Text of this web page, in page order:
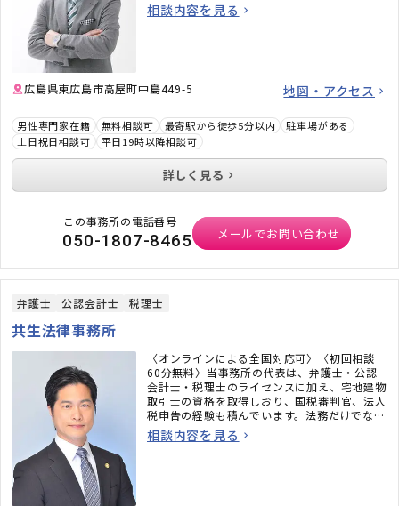
相談内容を見る
広島県東広島市高屋町中島449-5 地図・アクセス
男性専門家在籍 無料相談可 最寄駅から徒歩5分以内
駐車場がある
土日祝日相談可
平日19時以降相談可
詳しく見る
この事務所の電話番号
050-1807-8465 メールでお問い合わせ
弁護士 公認会計士 税理士
共生法律事務所
〈オンラインによる全国対応可〉〈初回相談
60分無料〉当事務所の代表は、弁護士・公認
会計士・税理士のライセンスに加え、宅地建物
取引士の資格を取得しおり、国税審判官、法人
税申告の経験も積んでいます。法務だけでな
く、税務のことまで考えた包括的なサポートを
ご提供いたします。不動産・相続でお困りの
相談内容を見る